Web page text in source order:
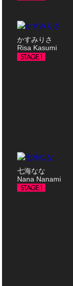
かすみりさ
Risa Kasumi
七海なな
Nana Nanami